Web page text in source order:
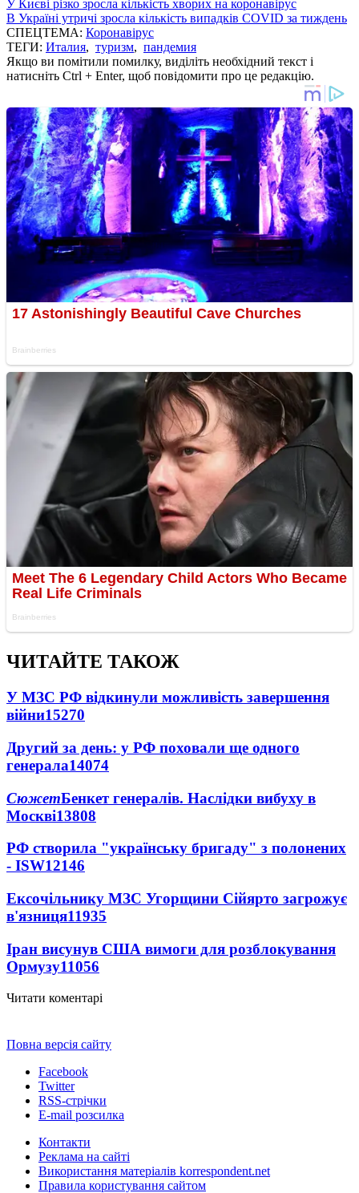
У Києві різко зросла кількість хворих на коронавірус
В Україні утричі зросла кількість випадків COVID за тиждень
СПЕЦТЕМА: Коронавірус
ТЕГИ: Италия, туризм, пандемия
Якщо ви помітили помилку, виділіть необхідний текст і
натисніть Ctrl + Enter, щоб повідомити про це редакцію.
ЧИТАЙТЕ ТАКОЖ
У МЗС РФ відкинули можливість завершення
війни15270
Другий за день: у РФ поховали ще одного
генерала14074
СюжетБенкет генералів. Наслідки вибуху в
Москві13808
РФ створила "українську бригаду" з полонених
- ISW12146
Ексочільнику МЗС Угорщини Сійярто загрожує
в'язниця11935
Іран висунув США вимоги для розблокування
Ормузу11056
Читати коментарі
Повна версія сайту
Facebook
Twitter
RSS-стрічки
E-mail розсилка
Контакти
Реклама на сайті
Використання матеріалів korrespondent.net
Правила користування сайтом